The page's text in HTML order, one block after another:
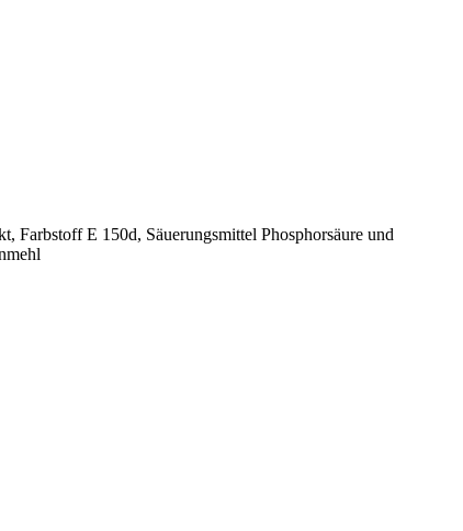
Farbstoff E 150d, Säuerungsmittel Phosphorsäure und